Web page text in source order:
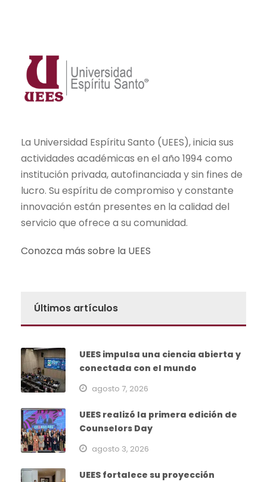
La Universidad Espíritu Santo (UEES), inicia sus
actividades académicas en el año 1994 como
institución privada, autofinanciada y sin fines de
lucro. Su espíritu de compromiso y constante
innovación están presentes en la calidad del
servicio que ofrece a su comunidad.
Conozca más sobre la UEES
Últimos artículos
UEES impulsa una ciencia abierta y
conectada con el mundo
agosto 7, 2026
UEES realizó la primera edición de
Counselors Day
agosto 3, 2026
UEES fortalece su proyección